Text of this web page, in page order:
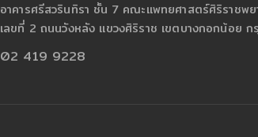
อาคารศรีสวรินทิรา ชั้น 7 คณะแพทยศาสตร์ศิริราชพ
เลขที่ 2 ถนนวังหลัง แขวงศิริราช เขตบางกอกน้อย
02 419 9228